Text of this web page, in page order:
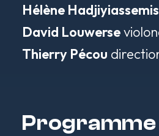
Hélène Hadjiyiassemis
David Louwerse
Thierry Pécou
Programme